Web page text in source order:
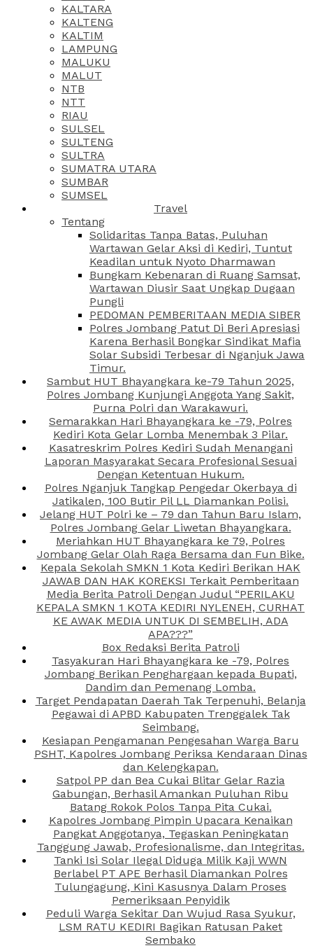
KALTARA
KALTENG
KALTIM
LAMPUNG
MALUKU
MALUT
NTB
NTT
RIAU
SULSEL
SULTENG
SULTRA
SUMATRA UTARA
SUMBAR
SUMSEL
Travel
Tentang
Solidaritas Tanpa Batas, Puluhan
Wartawan Gelar Aksi di Kediri, Tuntut
Keadilan untuk Nyoto Dharmawan
Bungkam Kebenaran di Ruang Samsat,
Wartawan Diusir Saat Ungkap Dugaan
Pungli
PEDOMAN PEMBERITAAN MEDIA SIBER
Polres Jombang Patut Di Beri Apresiasi
Karena Berhasil Bongkar Sindikat Mafia
Solar Subsidi Terbesar di Nganjuk Jawa
Timur.
Sambut HUT Bhayangkara ke-79 Tahun 2025,
Polres Jombang Kunjungi Anggota Yang Sakit,
Purna Polri dan Warakawuri.
Semarakkan Hari Bhayangkara ke -79, Polres
Kediri Kota Gelar Lomba Menembak 3 Pilar.
Kasatreskrim Polres Kediri Sudah Menangani
Laporan Masyarakat Secara Profesional Sesuai
Dengan Ketentuan Hukum.
Polres Nganjuk Tangkap Pengedar Okerbaya di
Jatikalen, 100 Butir Pil LL Diamankan Polisi.
Jelang HUT Polri ke – 79 dan Tahun Baru Islam,
Polres Jombang Gelar Liwetan Bhayangkara.
Meriahkan HUT Bhayangkara ke 79, Polres
Jombang Gelar Olah Raga Bersama dan Fun Bike.
Kepala Sekolah SMKN 1 Kota Kediri Berikan HAK
JAWAB DAN HAK KOREKSI Terkait Pemberitaan
Media Berita Patroli Dengan Judul “PERILAKU
KEPALA SMKN 1 KOTA KEDIRI NYLENEH, CURHAT
KE AWAK MEDIA UNTUK DI SEMBELIH, ADA
APA???”
Box Redaksi Berita Patroli
Tasyakuran Hari Bhayangkara ke -79, Polres
Jombang Berikan Penghargaan kepada Bupati,
Dandim dan Pemenang Lomba.
Target Pendapatan Daerah Tak Terpenuhi, Belanja
Pegawai di APBD Kabupaten Trenggalek Tak
Seimbang.
Kesiapan Pengamanan Pengesahan Warga Baru
PSHT, Kapolres Jombang Periksa Kendaraan Dinas
dan Kelengkapan.
Satpol PP dan Bea Cukai Blitar Gelar Razia
Gabungan, Berhasil Amankan Puluhan Ribu
Batang Rokok Polos Tanpa Pita Cukai.
Kapolres Jombang Pimpin Upacara Kenaikan
Pangkat Anggotanya, Tegaskan Peningkatan
Tanggung Jawab, Profesionalisme, dan Integritas.
Tanki Isi Solar Ilegal Diduga Milik Kaji WWN
Berlabel PT APE Berhasil Diamankan Polres
Tulungagung, Kini Kasusnya Dalam Proses
Pemeriksaan Penyidik
Peduli Warga Sekitar Dan Wujud Rasa Syukur,
LSM RATU KEDIRI Bagikan Ratusan Paket
Sembako